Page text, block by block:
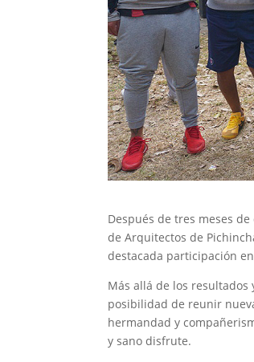
Después de tres meses
de Arquitectos de
destacada participación
Más allá de los
posibilidad de reunir
hermandad y
y sano disfrute.